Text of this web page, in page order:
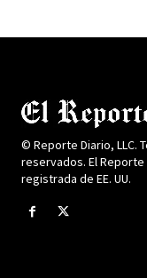
© Reporte Diario, LLC.
reservados. El Reporte
registrada de EE. UU.